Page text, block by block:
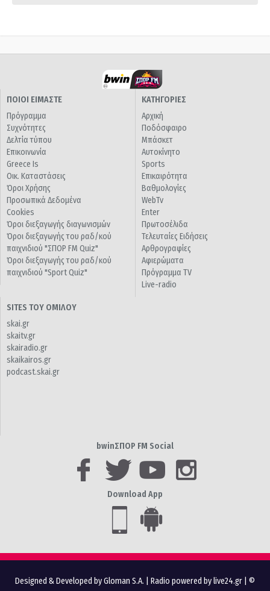
ΠΟΙΟΙ ΕΙΜΑΣΤΕ
Πρόγραμμα
Συχνότητες
Δελτία τύπου
Επικοινωνία
Greece Is
Οικ. Καταστάσεις
Όροι Χρήσης
Προσωπικά Δεδομένα
Cookies
Όροι διεξαγωγής διαγωνισμών
Όροι διεξαγωγής του ραδ/κού
παιχνιδιού "ΣΠΟΡ FM Quiz"
Όροι διεξαγωγής του ραδ/κού
παιχνιδιού "Sport Quiz"
ΚΑΤΗΓΟΡΙΕΣ
Αρχική
Ποδόσφαιρο
Μπάσκετ
Αυτοκίνητο
Sports
Επικαιρότητα
Βαθμολογίες
WebTv
Enter
Πρωτοσέλιδα
Τελευταίες Ειδήσεις
Αρθρογραφίες
Αφιερώματα
Πρόγραμμα TV
Live-radio
SITES ΤΟΥ ΟΜΙΛΟΥ
skai.gr
skaitv.gr
skairadio.gr
skaikairos.gr
podcast.skai.gr
bwinΣΠΟΡ FM Social
Download App
Designed & Developed by Gloman S.A. Radio powered by live24.gr | ©